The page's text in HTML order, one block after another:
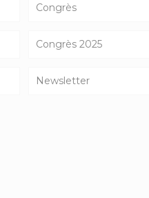
Congrès
Congrès 2025
Newsletter